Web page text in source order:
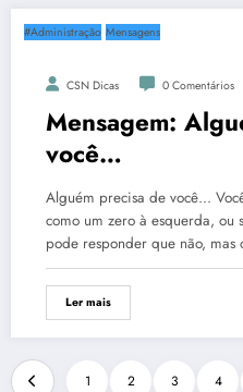
#Administração Mensagens
CSN Dicas 0 Comentários
Mensagem:
você…
Alguém precisa de você...
como um zero à esquerda, ou
pode responder que não, mas
Ler mais
1 2 3 4